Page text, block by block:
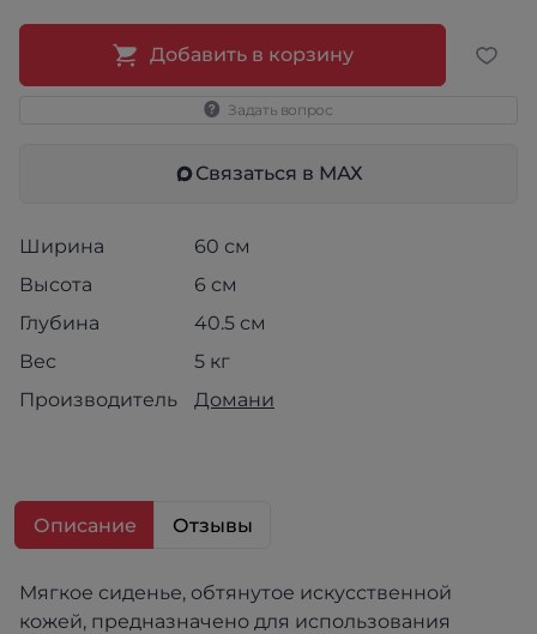
Добавить в корзину
Задать вопрос
Связаться в МАХ
Ширина
60 см
Высота
6 см
Глубина
40.5 см
Вес
5 кг
Производитель
Домани
Описание Отзывы
Мягкое сиденье, обтянутое искусственной
кожей, предназначено для использования